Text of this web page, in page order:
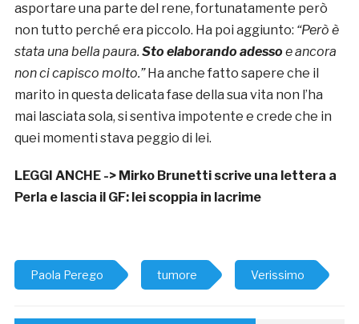
asportare una parte del rene, fortunatamente però
non tutto perché era piccolo. Ha poi aggiunto: “Però è
stata una bella paura. Sto elaborando adesso e ancora
non ci capisco molto.” Ha anche fatto sapere che il
marito in questa delicata fase della sua vita non l’ha
mai lasciata sola, si sentiva impotente e crede che in
quei momenti stava peggio di lei.
LEGGI ANCHE -> Mirko Brunetti scrive una lettera a
Perla e lascia il GF: lei scoppia in lacrime
Paola Perego tumore Verissimo